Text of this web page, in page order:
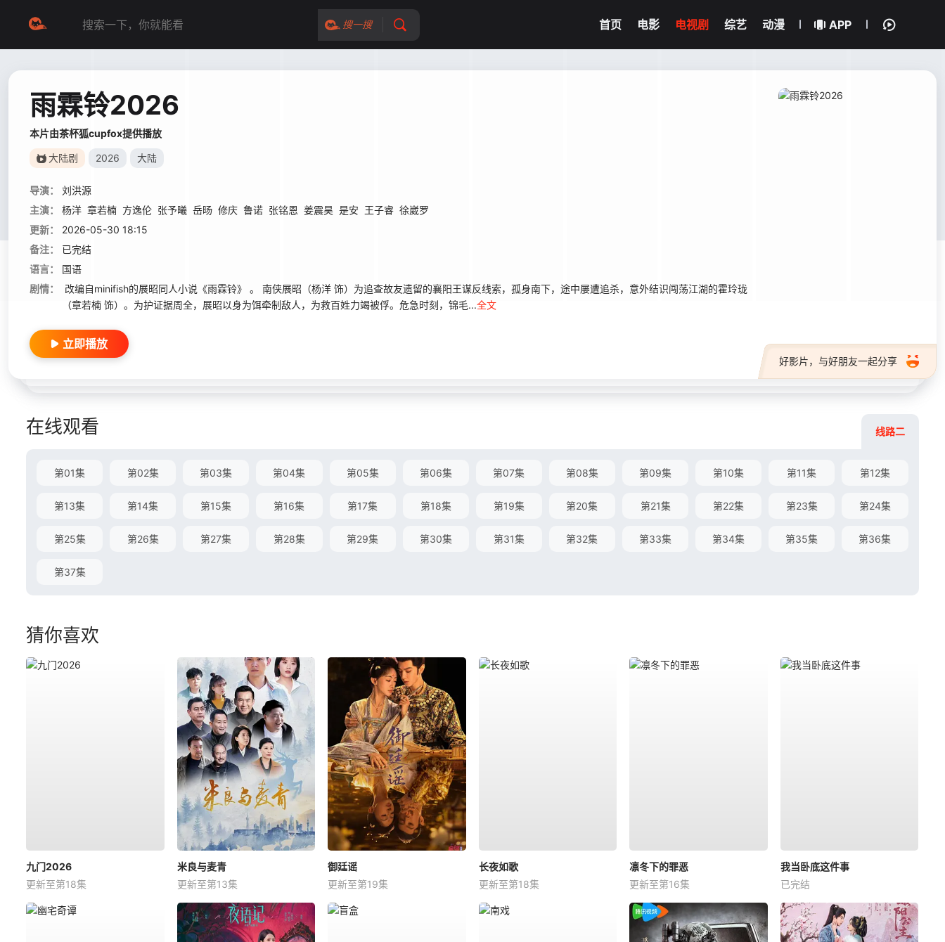
搜一搜 首页 电影 电视剧 综艺 动漫 APP
雨霖铃2026
本片由茶杯狐cupfox提供播放
大陆剧 2026 大陆
导演：
刘洪源
主演：
杨洋 章若楠 方逸伦 张予曦 岳旸 修庆 鲁诺 张铭恩 姜震昊 是安 王子睿 徐崴罗
更新：
2026-05-30 18:15
备注：
已完结
语言：
国语
剧情：
改编自minifish的展昭同人小说《雨霖铃》 。 南侠展昭（杨洋 饰）为追查故友遗留的襄阳王谋反线索，孤身南下，途中屡遭追杀，意外结识闯荡江湖的霍玲珑
（章若楠 饰）。为护证据周全，展昭以身为饵牵制敌人，为救百姓力竭被俘。危急时刻，锦毛...全文
好影片，与好朋友一起分享
立即播放
在线观看 线路二
第01集 第02集 第03集 第04集 第05集 第06集 第07集 第08集 第09集 第10集 第11集 第12集
第13集 第14集 第15集 第16集 第17集 第18集 第19集 第20集 第21集 第22集 第23集 第24集
第25集 第26集 第27集 第28集 第29集 第30集 第31集 第32集 第33集 第34集 第35集 第36集
第37集
猜你喜欢
九门2026
更新至第18集
米良与麦青
更新至第13集
御廷谣
更新至第19集
长夜如歌
更新至第18集
凛冬下的罪恶
更新至第16集
我当卧底这件事
已完结